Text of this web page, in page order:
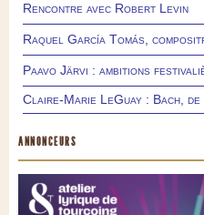
Rencontre avec Robert Levin
Raquel García Tomás,
Paavo Järvi : ambitions
Claire-Marie LeGuay : Bach,
ANNONCEURS